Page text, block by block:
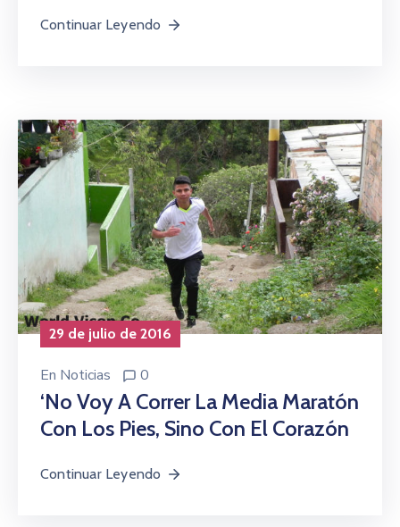
Continuar Leyendo
29 de julio de 2016
En Noticias 0
‘No Voy A Correr La Media Maratón
Con Los Pies, Sino Con El Corazón
Continuar Leyendo